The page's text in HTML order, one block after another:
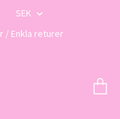
SEK
/ Enkla returer